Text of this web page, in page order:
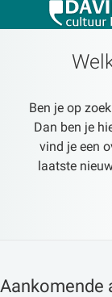
Ben je op
Dan ben je
vind je een
laatste
Aankomende
Zoeken